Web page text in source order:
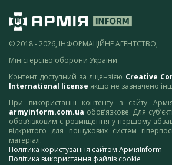
© 2018 - 2026, ІНФОРМАЦІЙНЕ АГЕНТСТВО,
Міністерство оборони України
Контент доступний за ліцензією Creative
International license якщо не зазначено
При використанні контенту з сайту
armyinform.com.ua обов’язкове. Для
обов’язковим є розміщення у першому
відкритого для пошукових систем
матеріал.
Політика користування сайтом АрміяInform
Політика використання файлів cookie